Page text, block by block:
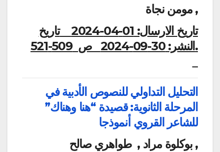
مومن نجاة ,
تاريخ الارسال: 01-04-2024
تاريخ
النشر:30-09-2024 ص 509-521.
التحليل التداولي للنصوص الأدبية في
المرحلة الثانوية: قصيدة “هنا وهناك”
للشاعر القروي أنموذجا
بوكلوة مراد , طواهري صالح ,